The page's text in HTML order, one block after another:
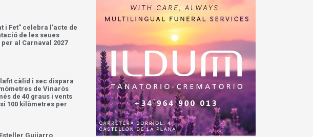
i Fet” celebra l’acte de
de les seues
per al Carnaval 2027
càlid i sec dispara
de Vinaròs
de 40 graus i vents
100 kilòmetres per
Guijarro